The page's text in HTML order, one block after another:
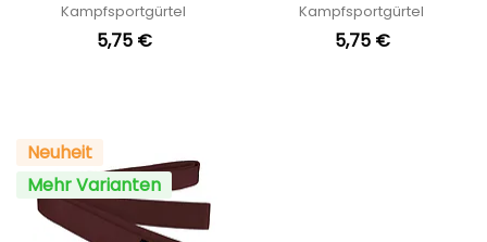
Kampfsportgürtel
5,75 €
Kampfsportgürtel
5,75 €
Neuheit
Mehr Varianten